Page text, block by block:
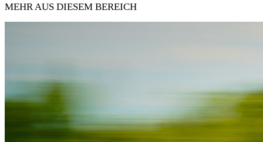
MEHR AUS DIESEM BEREICH